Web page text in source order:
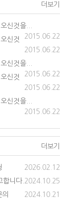
더보기
신것을...
2015.06.22
신것
2015.06.22
신것을...
2015.06.22
신것
2015.06.22
신것을...
2015.06.22
더보기
2026.02.12
합니다. 2024.10.25
의 2024.10.21